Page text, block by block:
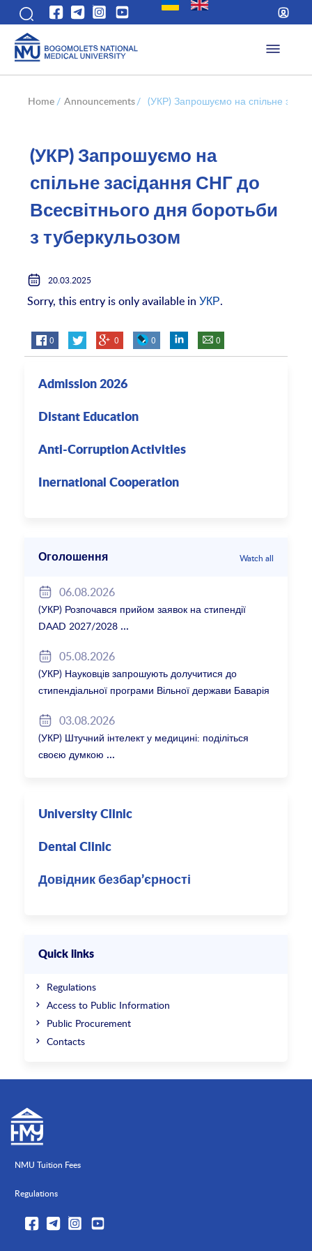
Home / Announcements/ (УКР) Запрошуємо на спільне
(УКР) Запрошуємо на
спільне засідання СНГ до
Всесвітнього дня боротьби
з туберкульозом
20.03.2025
Sorry, this entry is only available inУКР.
0 0 0 0
Admission 2026
Distant Education
Anti-Corruption Activities
Inernational Cooperation
Оголошення Watch all
06.08.2026
(УКР) Розпочався прийом заявок на стипендії
DAAD 2027/2028
05.08.2026
(УКР) Науковців запрошують долучитися до
стипендіальної програми Вільної держави Баварія
03.08.2026
(УКР) Штучний інтелект у медицині: поділіться
своєю думкою
University Clinic
Dental Clinic
Довідник безбар’єрності
Quick links
Regulations
Access to Public Information
Public Procurement
Contacts
NMU Tuition Fees
Regulations